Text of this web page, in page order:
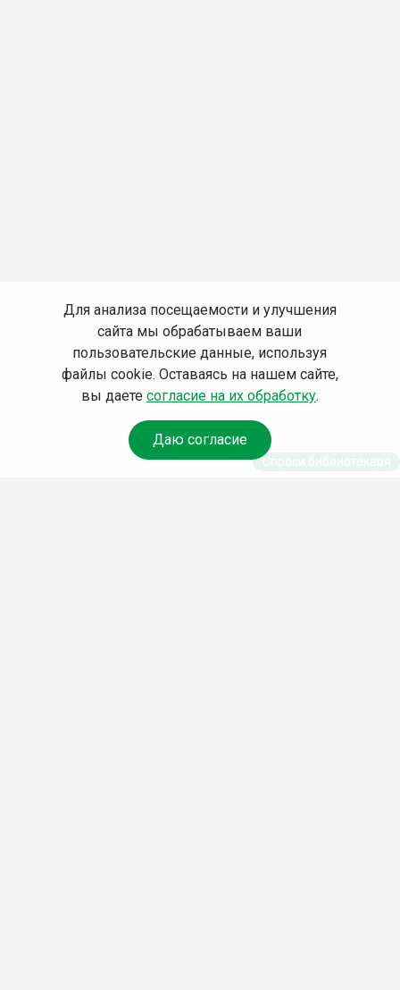
Для анализа посещаемости и улучшения
сайта мы обрабатываем ваши
пользовательские данные, используя
файлы cookie. Оставаясь на нашем сайте,
вы даете согласие на их обработку.
Даю согласие
Спроси библиотекаря